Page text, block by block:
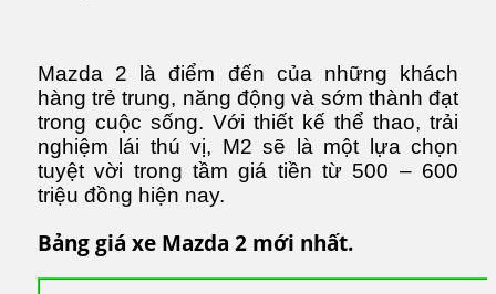
Mazda 2 là điểm đến của những khách
hàng trẻ trung, năng động và sớm thành đạt
trong cuộc sống. Với thiết kế thể thao, trải
nghiệm lái thú vị, M2 sẽ là một lựa chọn
tuyệt vời trong tầm giá tiền từ 500 – 600
triệu đồng hiện nay.
Bảng giá xe Mazda 2 mới nhất.